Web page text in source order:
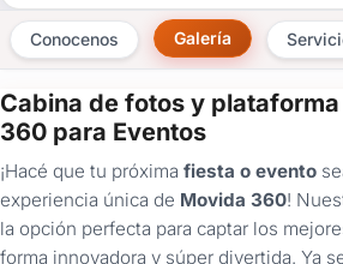
Conocenos Galería
Cabina de fotos y
360 para Eventos
¡Hacé que tu próxima fiesta o evento
experiencia única de Movida 360!
la opción perfecta para captar los
forma innovadora y súper divertida. Ya
×
Consultar
¿Ya
tenés
cuenta?